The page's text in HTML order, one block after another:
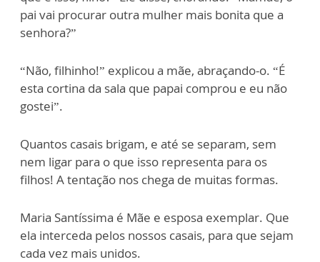
pai vai procurar outra mulher mais bonita que a
senhora?”
“Não, filhinho!” explicou a mãe, abraçando-o. “É
esta cortina da sala que papai comprou e eu não
gostei”.
Quantos casais brigam, e até se separam, sem
nem ligar para o que isso representa para os
filhos! A tentação nos chega de muitas formas.
Maria Santíssima é Mãe e esposa exemplar. Que
ela interceda pelos nossos casais, para que sejam
cada vez mais unidos.